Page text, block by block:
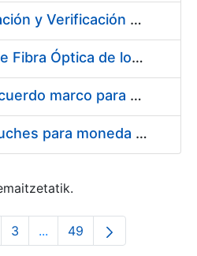
Servicio de Calibración y Verificación Externa de los Equipos de Medición del Servicio de Prevención de la FNMT-RCM
Conexión mediante Fibra Óptica de los Centros de Proceso de Datos (CPDs) de las sedes de la FNMT-RCM de Burgos y Madrid
Contratación de acuerdo marco para el Suministro de Material de Electricidad para la Fábrica Nacional de Moneda y Timbre-Real Casa de la Moneda en su centro de trabajo de Burgos
Suministro de estuches para moneda de 30 €
Orrialdea
3 ...Intermediate Pages Use
Orrialdea
49